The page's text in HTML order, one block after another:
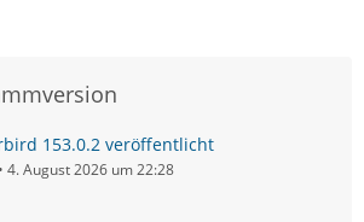
153.0.2 veröffentlicht
4. August 2026 um 22:28